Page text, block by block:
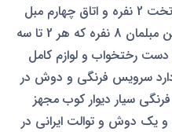
نفره و دارای 3 خواب که هر کدام تخت 2 نفره و اتاق چهارم مبل
تخت خواب شو 2 نفره دارند و سالن مبلمان 8 نفره که هر 2 تا سه
آن تختخواب شو هستند با 4 دست رختخواب و لوازم کامل
سرویس فرنگی و دوش در
سیار دیوار کوب مجهز
یک دوش و توالت ایرانی در